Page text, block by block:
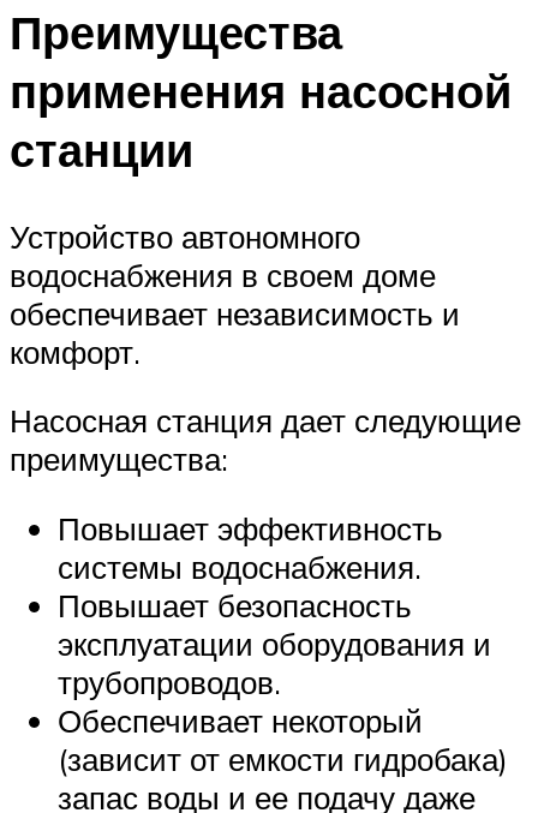
МЕНЮ
Преимущества
применения насосной
станции
Устройство автономного
водоснабжения в своем доме
обеспечивает независимость и
комфорт.
Насосная станция дает следующие
преимущества:
Повышает эффективность
системы водоснабжения.
Повышает безопасность
эксплуатации оборудования и
трубопроводов.
Обеспечивает некоторый
(зависит от емкости гидробака)
запас воды и ее подачу даже